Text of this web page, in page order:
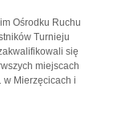
Ośrodku Ruchu
Turnieju
się
miejscach
w Mierzęcicach i